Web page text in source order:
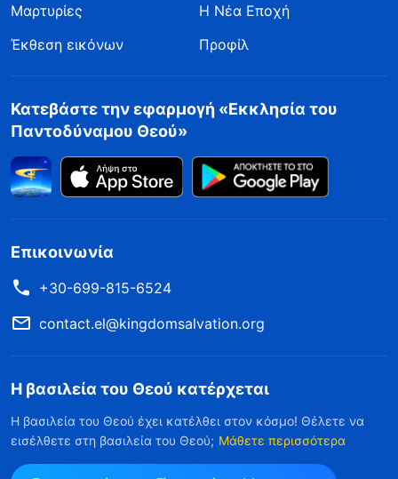
Μαρτυρίες
Η Νέα Εποχή
Έκθεση εικόνων
Προφίλ
Κατεβάστε την εφαρμογή «Εκκλησία του
Παντοδύναμου Θεού»
Επικοινωνία
+30-699-815-6524
contact.el@kingdomsalvation.org
Η βασιλεία του Θεού κατέρχεται
Η βασιλεία του Θεού έχει κατέλθει στον κόσμο! Θέλετε να
εισέλθετε στη βασιλεία του Θεού; Μάθετε περισσότερα